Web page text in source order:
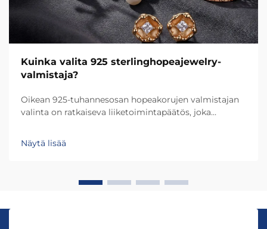
Kuinka valita 925 sterlinghopeajewelry-
valmistaja?
Oikean 925-tuhannesosan hopeakorujen valmistajan
valinta on ratkaiseva liiketoimintapäätös, joka
maineeseen ja asiakastyytyväisyyteen. Valitun
valmistajan valinta määrittää ei ainoastaan käsityön
Näytä lisää